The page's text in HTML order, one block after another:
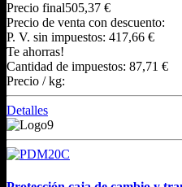
Precio final505,37 €
Precio de venta con descuento:
P. V. sin impuestos: 417,66 €
Te ahorras!
Cantidad de impuestos: 87,71 €
Precio / kg:
Detalles